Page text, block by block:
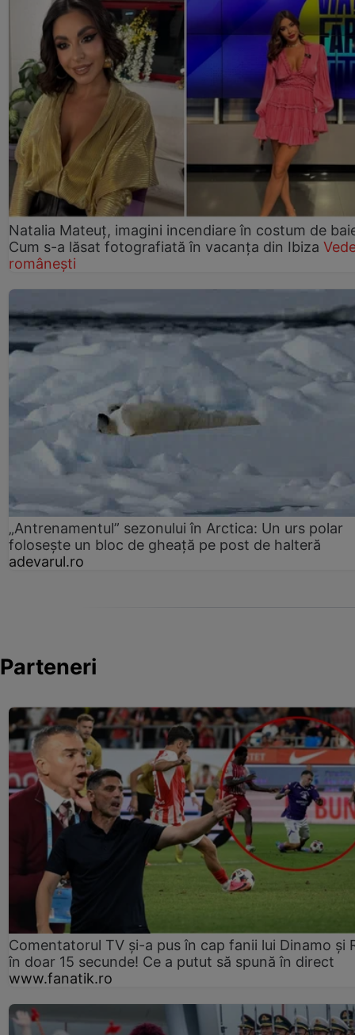
Natalia Mateuț, imagini incendiare în costum de
Cum s-a lăsat fotografiată în vacanța din Ibiza
românești
„Antrenamentul” sezonului în Arctica: Un urs polar
folosește un bloc de gheață pe post de halteră
adevarul.ro
Parteneri
Comentatorul TV și-a pus în cap fanii lui Dinamo și
în doar 15 secunde! Ce a putut să spună în direct
www.fanatik.ro